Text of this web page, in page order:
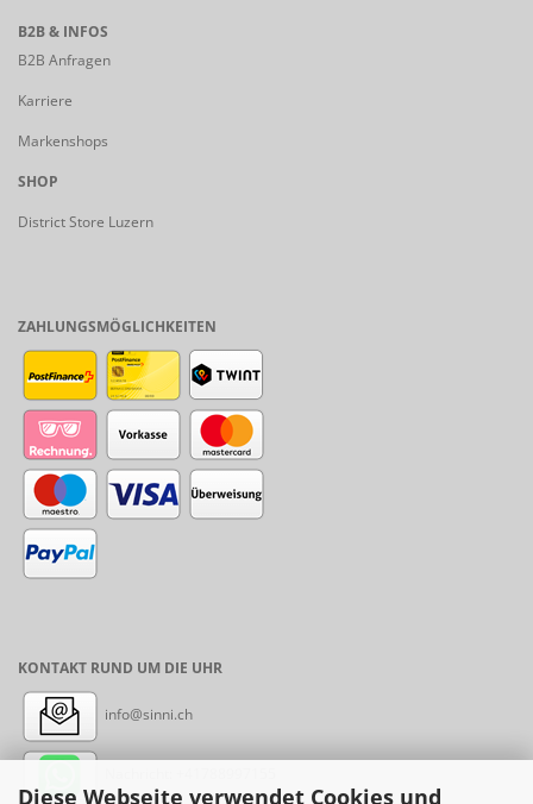
Diese Webseite verwendet Cookies und
B2B & INFOS
B2B Anfragen
Karriere
Markenshops
SHOP
District Store Luzern
ZAHLUNGSMÖGLICHKEITEN
KONTAKT RUND UM DIE UHR
info@sinni.ch